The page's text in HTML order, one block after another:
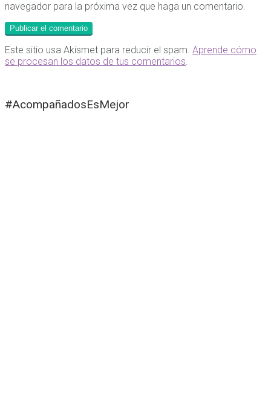
navegador para la próxima vez que haga un comentario.
Este sitio usa Akismet para reducir el spam. Aprende cómo
se procesan los datos de tus comentarios
#AcompañadosEsMejor